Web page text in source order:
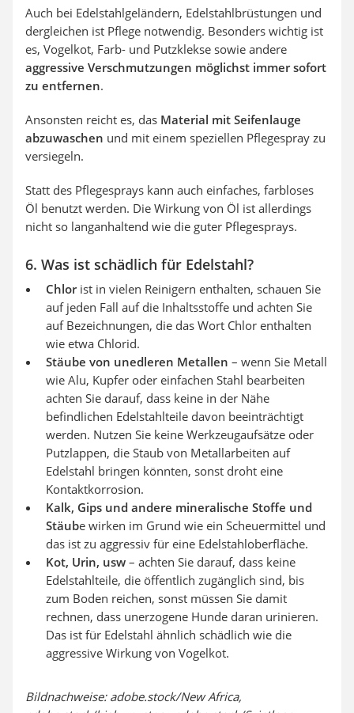
Auch bei Edelstahlgeländern, Edelstahlbrüstungen und
dergleichen ist Pflege notwendig. Besonders wichtig ist
es, Vogelkot, Farb- und Putzklekse sowie andere
aggressive Verschmutzungen möglichst immer sofort
zu entfernen.
Ansonsten reicht es, das Material mit Seifenlauge
abzuwaschen und mit einem speziellen Pflegespray zu
versiegeln.
Statt des Pflegesprays kann auch einfaches, farbloses
Öl benutzt werden. Die Wirkung von Öl ist allerdings
nicht so langanhaltend wie die guter Pflegesprays.
6. Was ist schädlich für Edelstahl?
Chlorist in vielen Reinigern enthalten, schauen Sie
auf jeden Fall auf die Inhaltsstoffe und achten Sie
auf Bezeichnungen, die das Wort Chlor enthalten
wie etwa Chlorid.
Stäube von unedleren Metallen – wenn Sie Metall
wie Alu, Kupfer oder einfachen Stahl bearbeiten
achten Sie darauf, dass keine in der Nähe
befindlichen Edelstahlteile davon beeinträchtigt
werden. Nutzen Sie keine Werkzeugaufsätze oder
Putzlappen, die Staub von Metallarbeiten auf
Edelstahl bringen könnten, sonst droht eine
Kontaktkorrosion.
Kalk, Gips und andere mineralische Stoffe und
Stäube wirken im Grund wie ein Scheuermittel und
das ist zu aggressiv für eine Edelstahloberfläche.
Kot, Urin, usw – achten Sie darauf, dass keine
Edelstahlteile, die öffentlich zugänglich sind, bis
zum Boden reichen, sonst müssen Sie damit
rechnen, dass unerzogene Hunde daran urinieren.
Das ist für Edelstahl ähnlich schädlich wie die
aggressive Wirkung von Vogelkot.
Bildnachweise: adobe.stock/New Africa,